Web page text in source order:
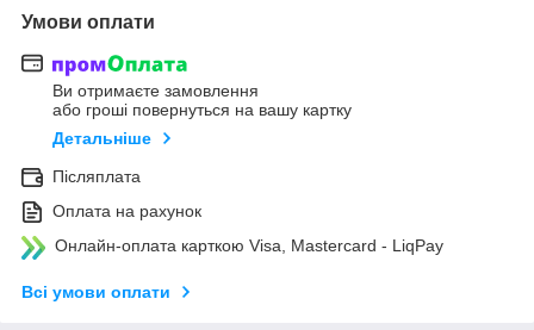
Умови оплати
Ви отримаєте замовлення
або гроші повернуться на вашу картку
Детальніше
Післяплата
Оплата на рахунок
Онлайн-оплата карткою Visa, Mastercard - LiqPay
Всі умови оплати